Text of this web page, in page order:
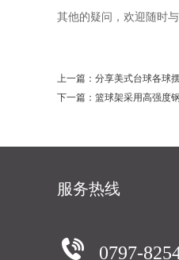
其他的疑问，欢迎随时与
上一篇：分享美式台球各球
下一篇：篮球架采用高强度
服务热线
0797-